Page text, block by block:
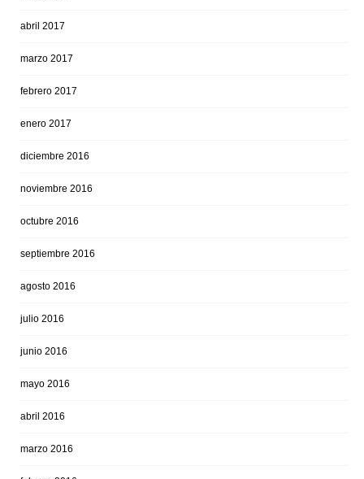
abril 2017
marzo 2017
febrero 2017
enero 2017
diciembre 2016
noviembre 2016
octubre 2016
septiembre 2016
agosto 2016
julio 2016
junio 2016
mayo 2016
abril 2016
marzo 2016